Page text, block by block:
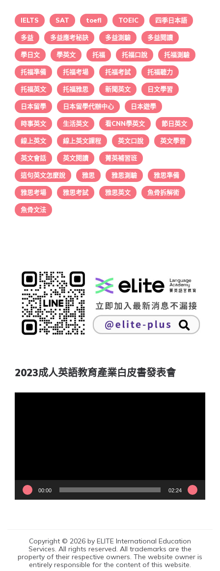
IELTS SAT toefl TOEIC 四季日本語
多益 多益應考秘訣 多益測驗 多益閱讀
學日文 學英文 托福 托福口說 托福測驗
托福準備 托福考場 托福考試 托福聽力
托福英文 托福雅思 新聞英文 日文學習
日本留學 日本留學代辦中心 日本遊學
時事英文 生活英文 看CNN學英文 節日英文
線上英文 線上英文課程 英文口說 英文學習
英文會話 英文閱讀 菁英補習班
這句英文怎麼說 雅思 雅思測驗 雅思準備
雅思考場 雅思考試 雅思英文 魚骨拆解術
魚骨文法
2023成人英語教育產業白皮書發表會
00:00 02:24
Copyright © 2026 by ELITE International Education
Services. All rights reserved. All trademarks are the
property of their respective owners. The website owner is
entirely responsible for the content of this website.